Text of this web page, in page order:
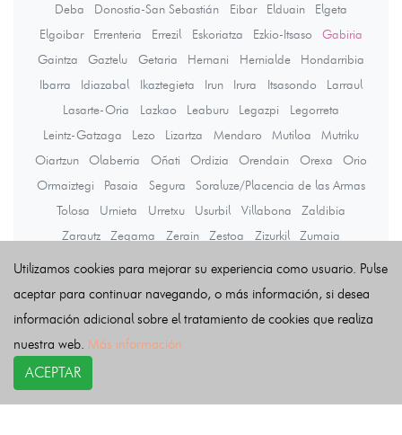
Deba
Donostia-San Sebastián Eibar Elduain
Elgeta
Elgoibar
Errenteria Errezil Eskoriatza Ezkio-Itsaso
Gabiria
Gaintza
Gaztelu Getaria Hernani Hernialde
Hondarribia
Ibarra
Idiazabal Ikaztegieta Irun Irura Itsasondo
Larraul
Lasarte-Oria
Lazkao Leaburu Legazpi
Legorreta
Leintz-Gatzaga
Lezo Lizartza Mendaro Mutiloa
Mutriku
Oiartzun
Olaberria Oñati Ordizia Orendain Orexa
Orio
Ormaiztegi
Pasaia Segura
Soraluze/Placencia de las Armas
Tolosa
Urnieta Urretxu Usurbil Villabona
Zaldibia
Zarautz
Zegama Zerain Zestoa Zizurkil
Zumaia
Últimas noticias
Utilizamos cookies para mejorar su experiencia como usuario. Pulse
aceptar para continuar navegando, o más información, si desea
información adicional sobre el tratamiento de cookies que realiza
nuestra web. Más información
ACEPTAR